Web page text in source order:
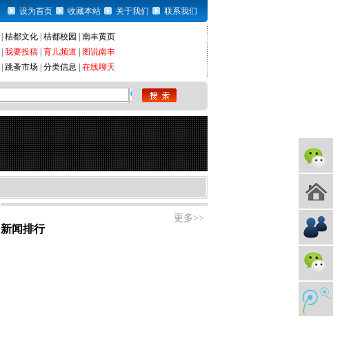
设为首页 收藏本站 关于我们 联系我们
桔都文化 桔都校园
南丰黄页
我要投稿 育儿频道
图说南丰
跳蚤市场 分类信息 在线聊天
新闻排行
更多>>